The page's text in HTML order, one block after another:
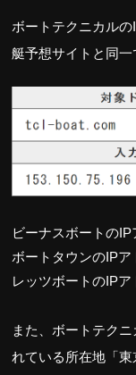
ボートテクニカル
艇予想サイトと同一
ビーナスボートの
ボートタウンのIP
レッツボートのIP
また、ボートテク
れている所在地「